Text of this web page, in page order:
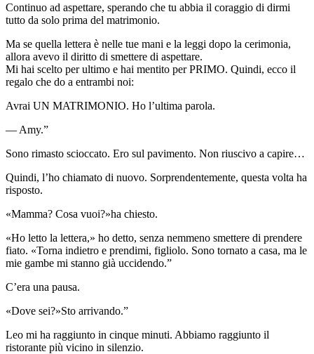
Continuo ad aspettare, sperando che tu abbia il coraggio di dirmi
tutto da solo prima del matrimonio.
Ma se quella lettera è nelle tue mani e la leggi dopo la cerimonia,
allora avevo il diritto di smettere di aspettare.
Mi hai scelto per ultimo e hai mentito per PRIMO. Quindi, ecco il
regalo che do a entrambi noi:
Avrai UN MATRIMONIO. Ho l’ultima parola.
— Amy.”
Sono rimasto scioccato. Ero sul pavimento. Non riuscivo a capire…
Quindi, l’ho chiamato di nuovo. Sorprendentemente, questa volta ha
risposto.
«Mamma? Cosa vuoi?»ha chiesto.
«Ho letto la lettera,» ho detto, senza nemmeno smettere di prendere
fiato. «Torna indietro e prendimi, figliolo. Sono tornato a casa, ma le
mie gambe mi stanno già uccidendo.”
C’era una pausa.
«Dove sei?»Sto arrivando.”
Leo mi ha raggiunto in cinque minuti. Abbiamo raggiunto il
ristorante più vicino in silenzio.